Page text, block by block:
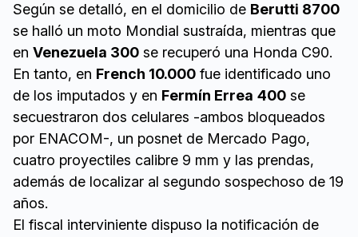
Según se detalló, en el domicilio de Berutti 8700
se halló un moto Mondial sustraída, mientras que
en Venezuela 300 se recuperó una Honda C90.
En tanto, en French 10.000 fue identificado uno
de los imputados y en Fermín Errea 400 se
secuestraron dos celulares -ambos bloqueados
por ENACOM-, un posnet de Mercado Pago,
cuatro proyectiles calibre 9 mm y las prendas,
además de localizar al segundo sospechoso de 19
años.
El fiscal interviniente dispuso la notificación de